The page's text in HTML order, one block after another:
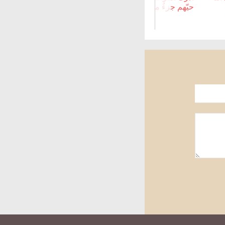
حيّهم جزءٌ منهم!